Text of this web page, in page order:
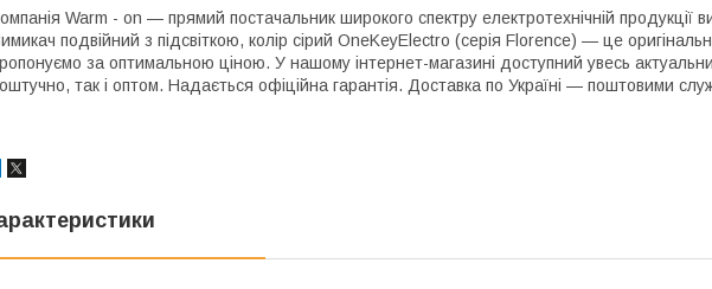
Warm - on — прямий постачальник широкого спектру електротехнічній продукції
подвійний з підсвіткою, колір сірий OneKeyElectro (серія Florence) — це
за оптимальною ціною. У нашому інтернет-магазині доступний увесь
так і оптом. Надається офіційна гарантія. Доставка по Україні — поштовими